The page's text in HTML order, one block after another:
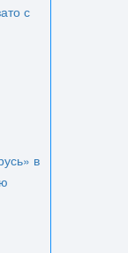
с
в